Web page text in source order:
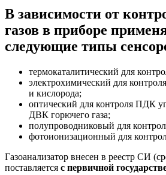
В зависимости от
газов в приборе
следующие типы
термокаталитический для
электрохимический для
и кислорода;
оптический для контроля ПДК
ДВК горючего газа;
полупроводниковый для
фотоионизационный для
Газоанализатор внесен в реестр СИ
поставляется с первичной